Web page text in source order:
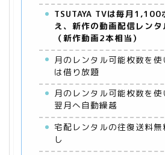
TSUTAYA TVは毎月1,100
え、新作の動画配信レンタ
（新作動画2本相当）
月のレンタル可能枚数を
は借り放題
月のレンタル可能枚数を使
翌月へ自動繰越
宅配レンタルの往復送料
し